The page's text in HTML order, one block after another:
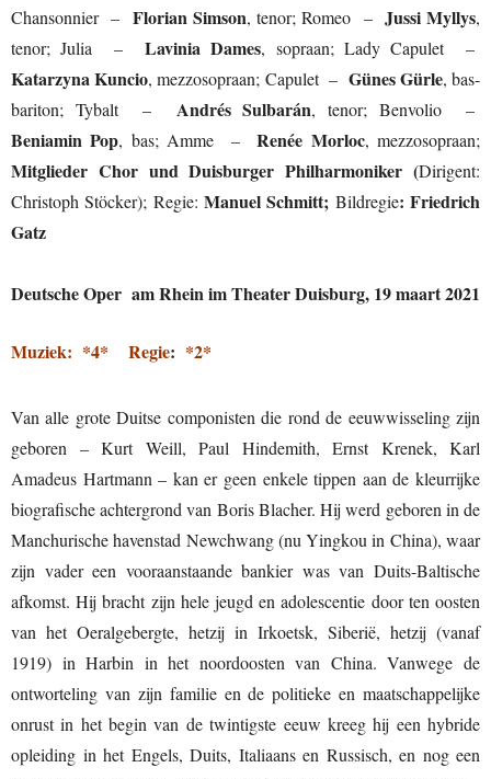
Chansonnier – Florian Simson, tenor; Romeo – Jussi Myllys,
tenor; Julia – Lavinia Dames, sopraan; Lady Capulet –
Katarzyna Kuncio, mezzosopraan; Capulet – Günes Gürle, bas-
bariton; Tybalt – Andrés Sulbarán, tenor; Benvolio –
Beniamin Pop, bas; Amme –Renée Morloc, mezzosopraan;
Mitglieder Chor und Duisburger Philharmoniker (Dirigent:
Christoph Stöcker); Regie: Manuel Schmitt; Bildregie: Friedrich
Gatz
Deutsche Oper am Rhein im Theater Duisburg, 19 maart 2021
Muziek: *4* Regie: *2*
Van alle grote Duitse componisten die rond de eeuwwisseling zijn
geboren – Kurt Weill, Paul Hindemith, Ernst Krenek, Karl
Amadeus Hartmann – kan er geen enkele tippen aan de kleurrijke
biografische achtergrond van Boris Blacher. Hij werd geboren in de
Manchurische havenstad Newchwang (nu Yingkou in China), waar
zijn vader een vooraanstaande bankier was van Duits-Baltische
afkomst. Hij bracht zijn hele jeugd en adolescentie door ten oosten
van het Oeralgebergte, hetzij in Irkoetsk, Siberië, hetzij (vanaf
1919) in Harbin in het noordoosten van China. Vanwege de
ontworteling van zijn familie en de politieke en maatschappelijke
onrust in het begin van de twintigste eeuw kreeg hij een hybride
opleiding in het Engels, Duits, Italiaans en Russisch, en nog een